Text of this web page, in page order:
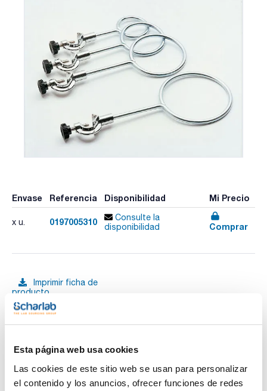
Esta página web usa cookies
Las cookies de este sitio web se usan para personalizar
el contenido y los anuncios, ofrecer funciones de redes
Envase Referencia Disponibilidad Mi Precio
x u. 0197005310
Consulte la
disponibilidad
Comprar
Imprimir ficha de
producto
Características
Diámetro externo (mm) : 100
Aros cerrados con nuez en acero zincado
Ver más